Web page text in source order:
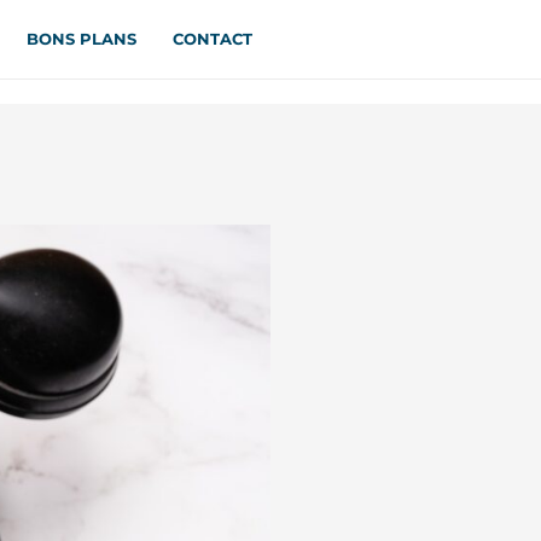
BONS PLANS CONTACT